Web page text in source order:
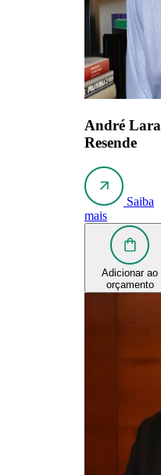
André Lara
Resende
Saiba
mais
Adicionar ao
orçamento